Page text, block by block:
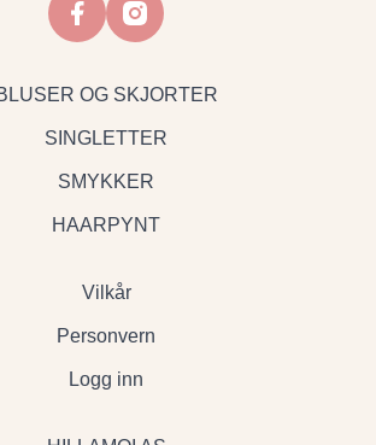
facebookinstagram
OG SKJORTER
SINGLETTER
SMYKKER
HAARPYNT
Vilkår
Personvern
Logg inn